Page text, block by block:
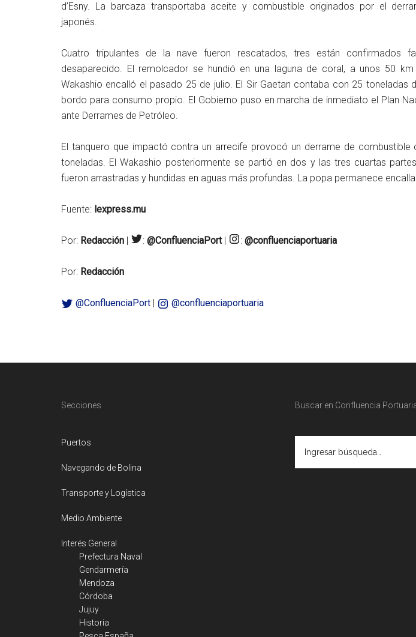
d’Esny. La barcaza transportaba aceite y combustible originados por el
japonés.
Cuatro tripulantes de la nave fueron rescatados, tres están confirmados
desaparecido. El remolcador se hundió en una laguna de coral, a unos 50
Wakashio encalló el pasado 25 de julio. El Sir Gaetan contaba con 25 toneladas
bordo para consumo propio. El Gobierno puso en marcha de inmediato el Plan
ante Derrames de Petróleo.
El tanquero que impactó contra un arrecife provocó un derrame de combustible
toneladas. El Wakashio posteriormente se partió en dos y las tres cuartas
fueron arrastradas y hundidas en aguas más profundas. La popa permanece
Fuente: lexpress.mu
Por: Redacción | : @ConfluenciaPort| : @confluenciaportuaria
Por: Redacción
@ConfluenciaPort | @confluenciaportuaria
Secciones
Puertos
Navegando de Bolina
Transporte y Logística
Medio Ambiente
Interés General
Prefectura Naval
Gendarmería
Mendoza
Córdoba
Jujuy
Historia
Buscar en Confluencia
búsqueda…